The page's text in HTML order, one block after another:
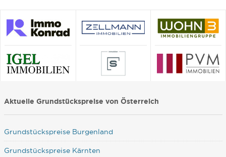
Aktuelle Grundstückspreise von Österreich
Grundstückspreise Burgenland
Grundstückspreise Kärnten